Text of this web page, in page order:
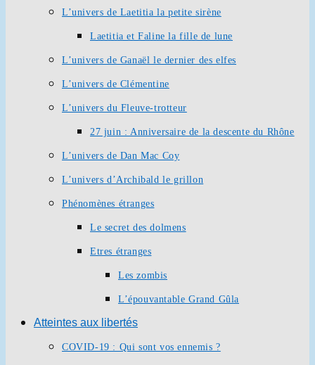
L’univers de Laetitia la petite sirène
Laetitia et Faline la fille de lune
L’univers de Ganaël le dernier des elfes
L’univers de Clémentine
L’univers du Fleuve-trotteur
27 juin : Anniversaire de la descente du Rhône
L’univers de Dan Mac Coy
L’univers d’Archibald le grillon
Phénomènes étranges
Le secret des dolmens
Etres étranges
Les zombis
L’épouvantable Grand Gûla
Atteintes aux libertés
COVID-19 : Qui sont vos ennemis ?